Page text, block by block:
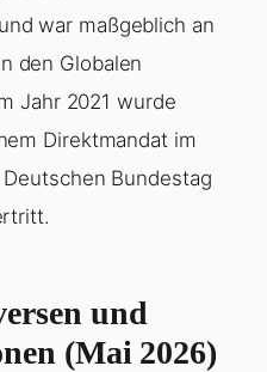
war maßgeblich an
den Globalen
Jahr 2021 wurde
Direktmandat im
Bundestag
und
(Mai 2026)